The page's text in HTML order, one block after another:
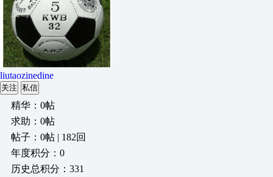
liutaozinedine
关注 私信
精华：0帖
求助：0帖
帖子：0帖 | 182回
年度积分：0
历史总积分：331